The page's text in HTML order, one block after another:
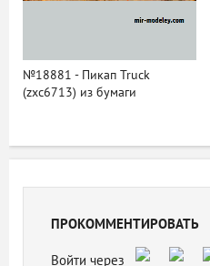
№18881 - Пикап Truck
(zxc6713) из бумаги
ПРОКОММЕНТИРОВАТЬ